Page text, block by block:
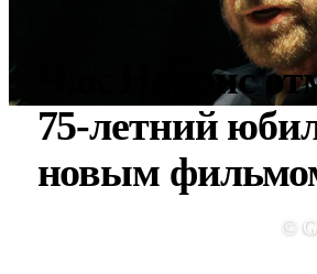
Чак Норрис
75-летний
новым
©